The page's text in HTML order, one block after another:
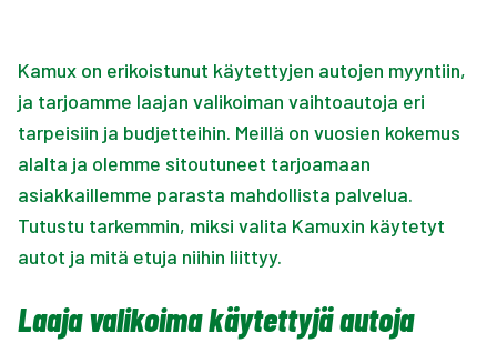
Kamux on erikoistunut käytettyjen autojen myyntiin,
ja tarjoamme laajan valikoiman vaihtoautoja eri
tarpeisiin ja budjetteihin. Meillä on vuosien kokemus
alalta ja olemme sitoutuneet tarjoamaan
asiakkaillemme parasta mahdollista palvelua.
Tutustu tarkemmin, miksi valita Kamuxin käytetyt
autot ja mitä etuja niihin liittyy.
Laaja valikoima käytettyjä autoja